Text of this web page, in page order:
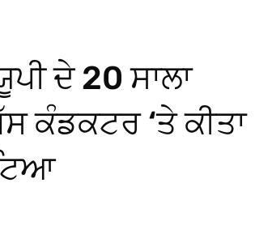
ਦੇ 20 ਸਾਲਾ
ਕੰਡਕਟਰ ‘ਤੇ ਕੀਤਾ